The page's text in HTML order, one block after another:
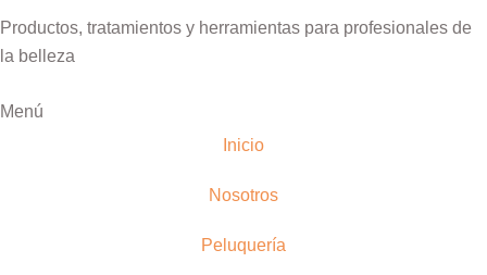
Productos, tratamientos y herramientas para profesionales de
la belleza
Menú
Inicio
Nosotros
Peluquería